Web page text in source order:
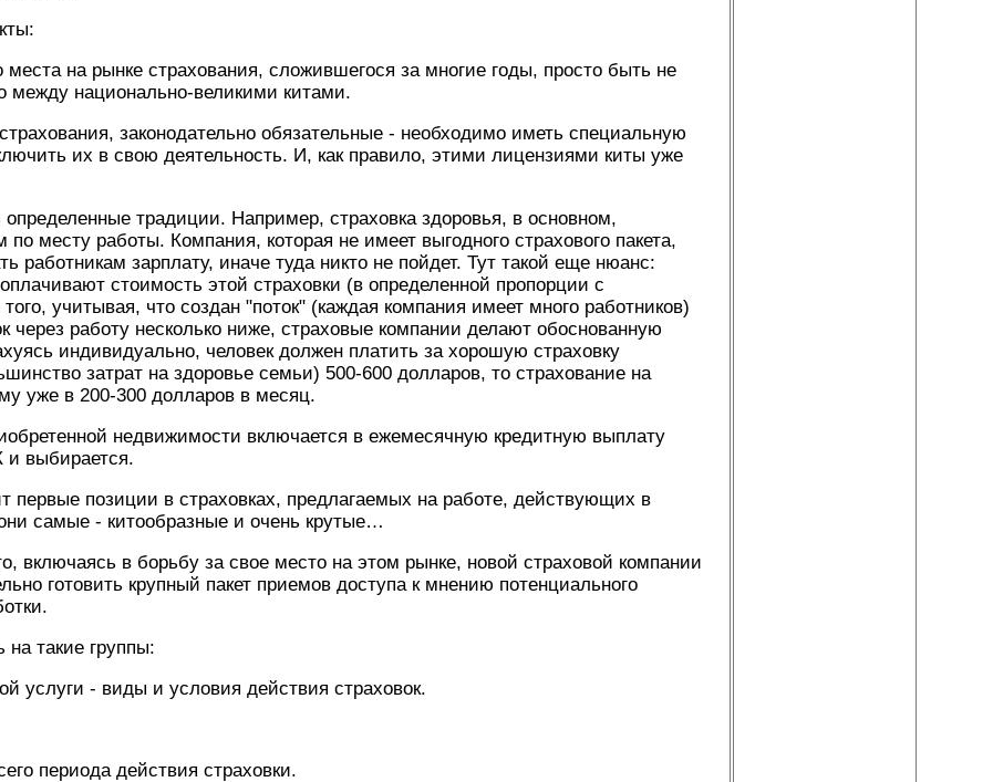
на рынке страхования, сложившегося за многие годы, просто быть не
между национально-великими китами.
законодательно обязательные - необходимо иметь специальную
их в свою деятельность. И, как правило, этими лицензиями киты уже
традиции. Например, страховка здоровья, в основном,
по месту работы. Компания, которая не имеет выгодного страхового пакета,
работникам зарплату, иначе туда никто не пойдет. Тут такой еще нюанс:
стоимость этой страховки (в определенной пропорции с
учитывая, что создан "поток" (каждая компания имеет много работников)
через работу несколько ниже, страховые компании делают обоснованную
индивидуально, человек должен платить за хорошую страховку
затрат на здоровье семьи) 500-600 долларов, то страхование на
уже в 200-300 долларов в месяц.
недвижимости включается в ежемесячную кредитную выплату
и выбирается.
первые позиции в страховках, предлагаемых на работе, действующих в
самые - китообразные и очень крутые…
включаясь в борьбу за свое место на этом рынке, новой страховой компании
готовить крупный пакет приемов доступа к мнению потенциального
такие группы:
услуги - виды и условия действия страховок.
периода действия страховки.